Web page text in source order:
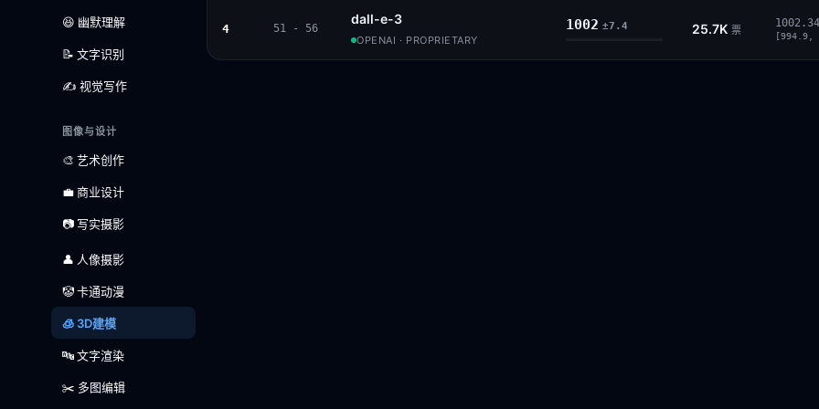
😆 幽默理解
📝 文字识别
✍️ 视觉写作
图像与设计
🎨 艺术创作
💼 商业设计
📷 写实摄影
👤 人像摄影
🤡 卡通动漫
🧊 3D建模
🔤 文字渲染
✂️ 多图编辑
4 51 - 56
dall-e-3
OPENAI · PROPRIETARY
1002 ±7.4 25.7K 票 [994.9,